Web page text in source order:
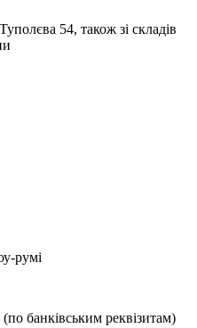
54, також зі складів
румі
банківським реквізитам)